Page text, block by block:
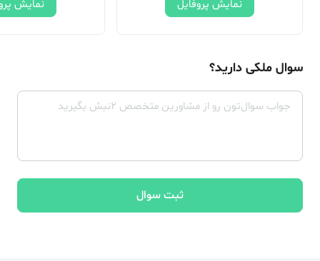
نمایش پروفایل نمایش
سوال ملکی دارید؟
ثبت سوال